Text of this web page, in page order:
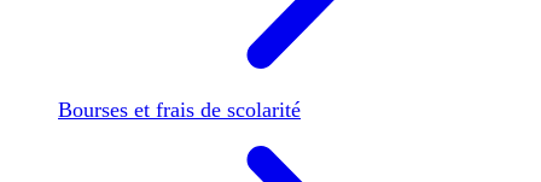
Bourses et frais de scolarité